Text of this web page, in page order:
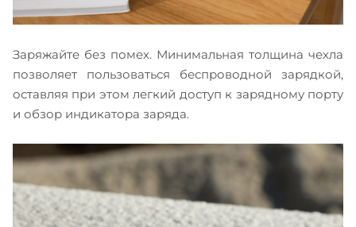
Заряжайте без помех. Минимальная толщина чехла
позволяет пользоваться беспроводной зарядкой,
оставляя при этом легкий доступ к зарядному порту
и обзор индикатора заряда.